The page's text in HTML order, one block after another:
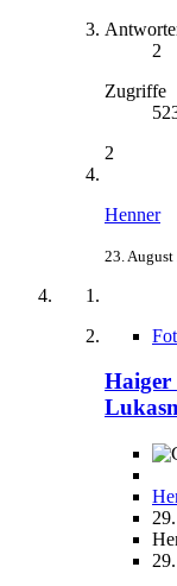
2
Zugriffe
2
Henner
23.
Haiger